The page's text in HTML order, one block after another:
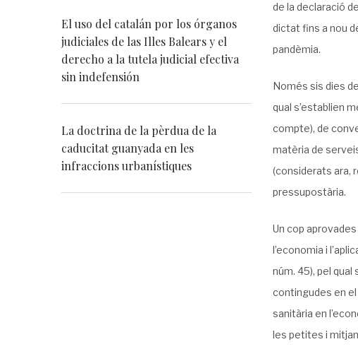
de la declaració
dictat fins a nou
pandèmia.
Només sis dies
qual s’establien
compte), de
matèria de
(considerats ara,
pressupostària.
Un cop
l’economia i
núm. 45), pel
contingudes en
sanitària en
les petites i
El uso del catalán por los órganos
judiciales de las Illes Balears y el
derecho a la tutela judicial efectiva
sin indefensión
La doctrina de la pèrdua de la
caducitat guanyada en les
infraccions urbanístiques